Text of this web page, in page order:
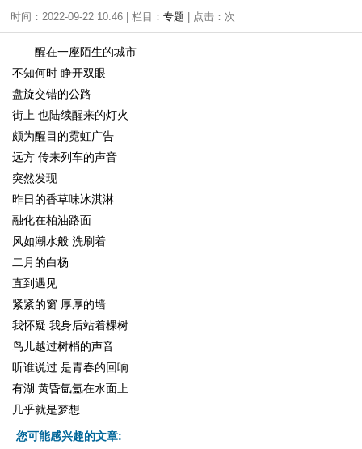
时间：2022-09-22 10:46 | 栏目： 专题 | 点击： 次
醒在一座陌生的城市
不知何时 睁开双眼
盘旋交错的公路
街上 也陆续醒来的灯火
颇为醒目的霓虹广告
远方 传来列车的声音
突然发现
昨日的香草味冰淇淋
融化在柏油路面
风如潮水般 洗刷着
二月的白杨
直到遇见
紧紧的窗 厚厚的墙
我怀疑 我身后站着棵树
鸟儿越过树梢的声音
听谁说过 是青春的回响
有湖 黄昏氤氲在水面上
几乎就是梦想
您可能感兴趣的文章: